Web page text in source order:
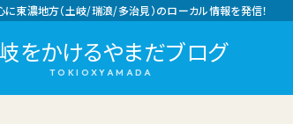
をかけるやまだブログ
東濃地方（土岐/瑞浪/多治見）のローカル情報を発信！